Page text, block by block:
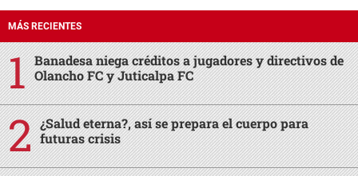
MÁS RECIENTES
Banadesa niega créditos a jugadores y directivos de
Olancho FC y Juticalpa FC
¿Salud eterna?, así se prepara el cuerpo para
futuras crisis